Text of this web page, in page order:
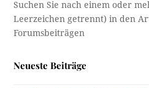
Neueste Beiträge